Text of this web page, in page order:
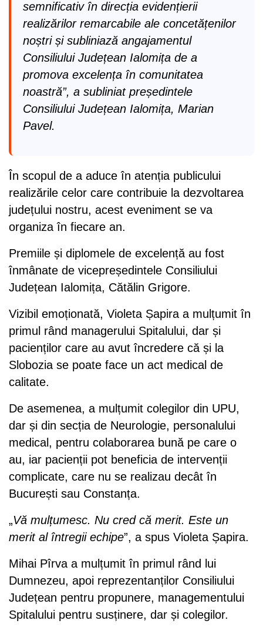
semnificativ în direcția evidențierii
realizărilor remarcabile ale concetățenilor
noștri și subliniază angajamentul
Consiliului Județean Ialomița de a
promova excelența în comunitatea
noastră”, a subliniat președintele
Consiliului Județean Ialomița, Marian
Pavel.
În scopul de a aduce în atenția publicului
realizările celor care contribuie la dezvoltarea
județului nostru, acest eveniment se va
organiza în fiecare an.
Premiile și diplomele de excelență au fost
înmânate de vicepreședintele Consiliului
Județean Ialomița, Cătălin Grigore.
Vizibil emoționată, Violeta Șapira a mulțumit în
primul rând managerului Spitalului, dar și
pacienților care au avut încredere că și la
Slobozia se poate face un act medical de
calitate.
De asemenea, a mulțumit colegilor din UPU,
dar și din secția de Neurologie, personalului
medical, pentru colaborarea bună pe care o
au, iar pacienții pot beneficia de intervenții
complicate, care nu se realizau decât în
București sau Constanța.
„Vă mulțumesc. Nu cred că merit. Este un
merit al întregii echipe”, a spus Violeta Șapira.
Mihai Pîrva a mulțumit în primul rând lui
Dumnezeu, apoi reprezentanților Consiliului
Județean pentru propunere, managementului
Spitalului pentru susținere, dar și colegilor.